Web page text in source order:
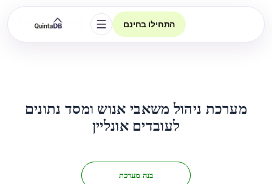
התחילו בחינם
פתיחת הניווט
מערכת ניהול משאבי אנוש ומסד נתונים
לעובדים אונליין
בנה מערכת